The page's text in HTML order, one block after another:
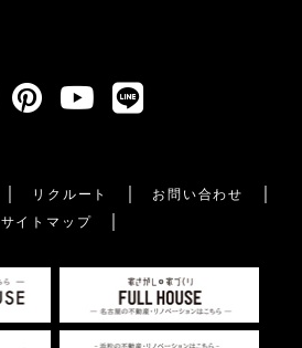
リクルート
お問い合わせ
サイトマップ